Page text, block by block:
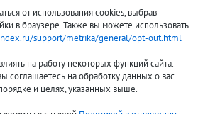
от использования cookies, выбрав
в браузере. Также вы можете использовать
support/metrika/general/opt-out.html
на работу некоторых функций сайта.
соглашаетесь на обработку данных о вас
и целях, указанных выше.